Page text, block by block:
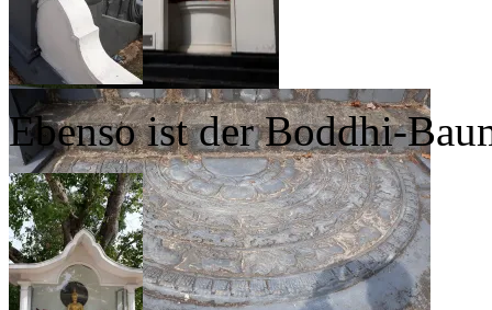
Ebenso ist der Boddhi-